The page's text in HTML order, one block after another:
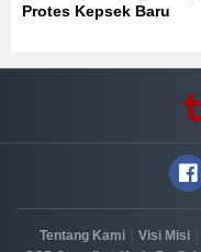
Protes Kepsek Baru
Tentang Kami Visi Misi